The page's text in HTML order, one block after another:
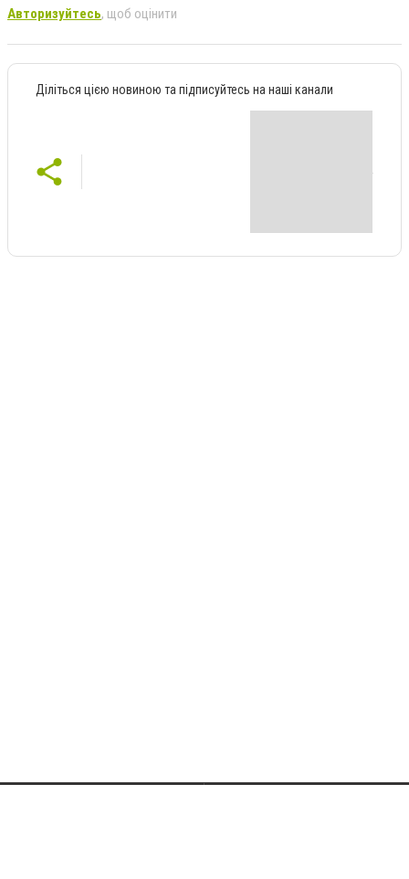
Авторизуйтесь, щоб оцінити
Діліться цією новиною та підписуйтесь на наші канали